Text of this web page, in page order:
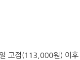
고점(113,000원) 이후